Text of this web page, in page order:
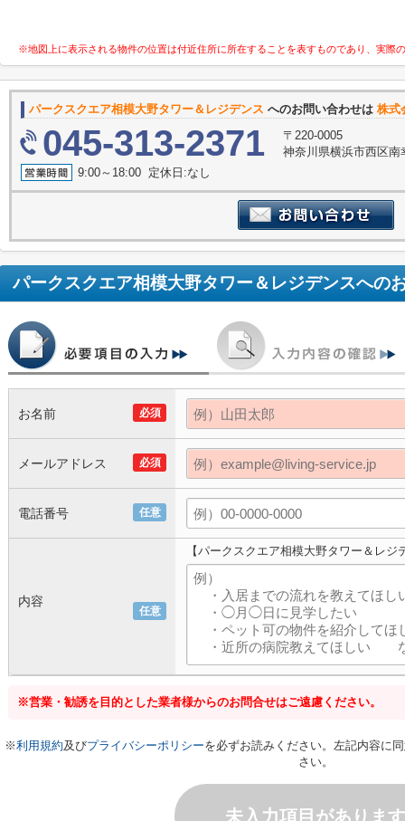
※地図上に表示される物件の位置は付近住所に所在することを表すものであり、実際
パークスクエア相模大野タワー＆レジデンス へのお問い合わせは 株式
045-313-2371
〒220-0005
神奈川県横浜市西区南
9:00～18:00 定休日:なし
パークスクエア相模大野タワー＆レジデンスへの
必須
お名前
必須
メールアドレス
任意
電話番号
任意
内容
【パークスクエア相模大野タワー＆レ
※営業・勧誘を目的とした業者様からのお問合せはご遠慮ください。
※利用規約及びプライバシーポリシーを必ずお読みください。左記内容に
さい。
未入力項目があります